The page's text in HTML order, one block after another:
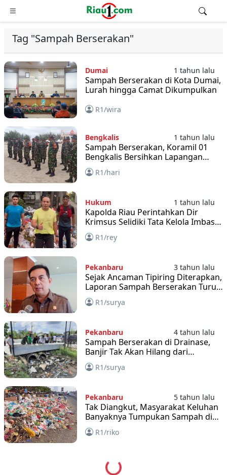
Tag "Sampah Berserakan"
Dumai 1 tahun lalu
Sampah Berserakan di Kota Dumai,
Lurah hingga Camat Dikumpulkan
R1/wira
Bengkalis 1 tahun lalu
Sampah Berserakan, Koramil 01
Bengkalis Bersihkan Lapangan
Pasir
R1/hari
Hukum 1 tahun lalu
Kapolda Riau Perintahkan Dir
Krimsus Selidiki Tata Kelola Imbas
Sampah Berserakan
R1/rey
Pekanbaru 3 tahun lalu
Sejak Ancaman Tipiring Diterapkan,
Laporan Sampah Berserakan Turun
Drastis di Pekanbaru
R1/surya
Pekanbaru 4 tahun lalu
Sampah Berserakan di Drainase,
Banjir Tak Akan Hilang dari
Pekanbaru
R1/surya
Pekanbaru 5 tahun lalu
Tak Diangkut, Masyarakat Keluhan
Banyaknya Tumpukan Sampah di
Pekanbaru
R1/riko
Loading...